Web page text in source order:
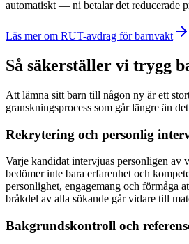
automatiskt — ni betalar det reducerade
Läs mer om RUT-avdrag för barnvakt
Så säkerställer vi trygg
Att lämna sitt barn till någon ny är ett
granskningsprocess som går längre än
Rekrytering och personlig
Varje kandidat intervjuas personligen av
bedömer inte bara erfarenhet och
personlighet, engagemang och förmåga
bråkdel av alla sökande går vidare till
Bakgrundskontroll och